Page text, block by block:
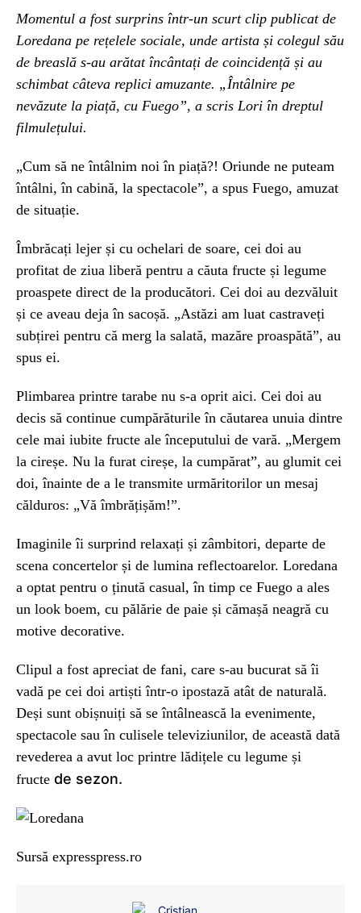
Momentul a fost surprins într-un scurt clip publicat de
Loredana pe rețelele sociale, unde artista și colegul său
de breaslă s-au arătat încântați de coincidență și au
schimbat câteva replici amuzante. „Întâlnire pe
nevăzute la piață, cu Fuego”, a scris Lori în dreptul
filmulețului.
„Cum să ne întâlnim noi în piață?! Oriunde ne puteam
întâlni, în cabină, la spectacole”, a spus Fuego, amuzat
de situație.
Îmbrăcați lejer și cu ochelari de soare, cei doi au
profitat de ziua liberă pentru a căuta fructe și legume
proaspete direct de la producători. Cei doi au dezvăluit
și ce aveau deja în sacoșă. „Astăzi am luat castraveți
subțirei pentru că merg la salată, mazăre proaspătă”, au
spus ei.
Plimbarea printre tarabe nu s-a oprit aici. Cei doi au
decis să continue cumpărăturile în căutarea unuia dintre
cele mai iubite fructe ale începutului de vară. „Mergem
la cireșe. Nu la furat cireșe, la cumpărat”, au glumit cei
doi, înainte de a le transmite urmăritorilor un mesaj
călduros: „Vă îmbrățișăm!”.
Imaginile îi surprind relaxați și zâmbitori, departe de
scena concertelor și de lumina reflectoarelor. Loredana
a optat pentru o ținută casual, în timp ce Fuego a ales
un look boem, cu pălărie de paie și cămașă neagră cu
motive decorative.
Clipul a fost apreciat de fani, care s-au bucurat să îi
vadă pe cei doi artiști într-o ipostază atât de naturală.
Deși sunt obișnuiți să se întâlnească la evenimente,
spectacole sau în culisele televiziunilor, de această dată
revederea a avut loc printre lădițele cu legume și
fructe de sezon.
Sursă expresspress.ro